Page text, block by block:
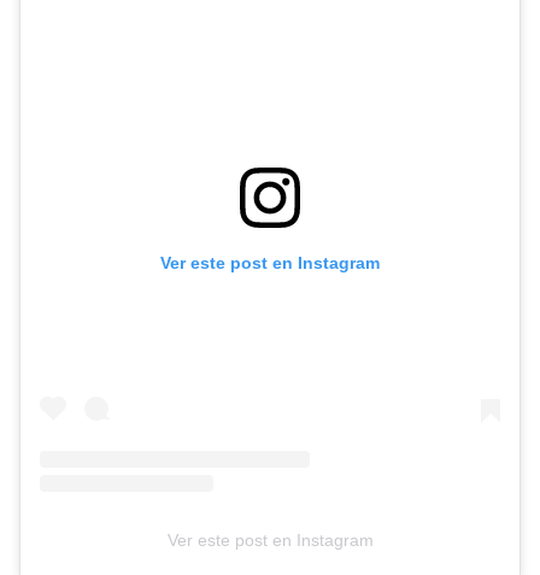
Ver este post en Instagram
Ver este post en Instagram